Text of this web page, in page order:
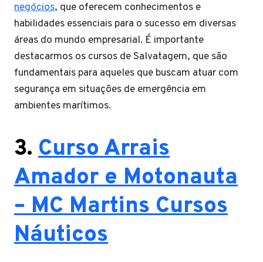
negócios, que oferecem conhecimentos e
habilidades essenciais para o sucesso em diversas
áreas do mundo empresarial. É importante
destacarmos os cursos de Salvatagem, que são
fundamentais para aqueles que buscam atuar com
segurança em situações de emergência em
ambientes marítimos.
3. Curso Arrais
Amador e Motonauta
– MC Martins Cursos
Náuticos